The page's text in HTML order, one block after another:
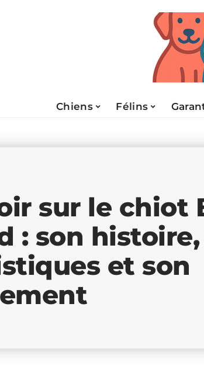
Chiens Félins
sur le chiot
: son histoire,
et son